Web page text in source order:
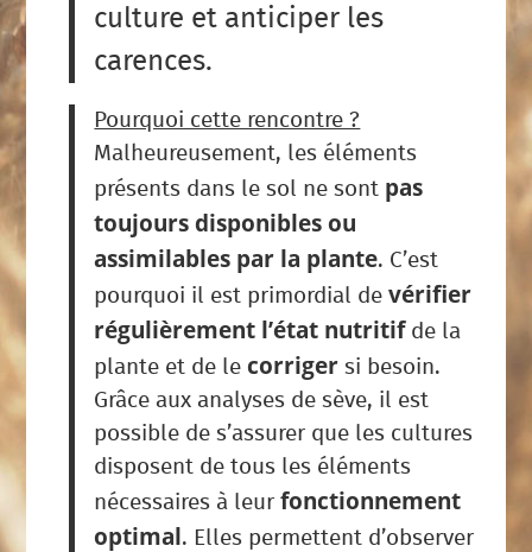
culture et anticiper les
carences.
Pourquoi cette rencontre ?
Malheureusement, les éléments
présents dans le sol ne sont pas
toujours disponibles ou
assimilables par la plante. C’est
pourquoi il est primordial devérifier
régulièrement l’état nutritifde la
plante et de lecorriger si besoin.
Grâce aux analyses de sève, il est
possible de s’assurer que les cultures
disposent de tous les éléments
nécessaires à leurfonctionnement
optimal. Elles permettent d’observer